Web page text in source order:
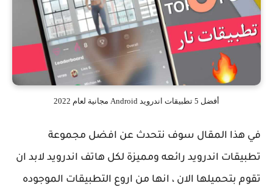
أفضل 5 تطبيقات اندرويد Android مجانية لعام 2022
في هذا المقال سوف نتحدث عن افضل مجموعة
تطبيقات اندرويد رائعه ومميزة لكل هاتف اندرويد لابد ان
تقوم بتحميلها الان ، انها من اروع التطبيقات الموجوده